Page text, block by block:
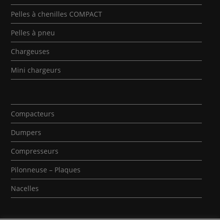
Pelles à chenilles COMPACT
Pelles à pneu
Chargeuses
Mini chargeurs
Compacteurs
Dumpers
Compresseurs
Pilonneuse – Plaques
Nacelles